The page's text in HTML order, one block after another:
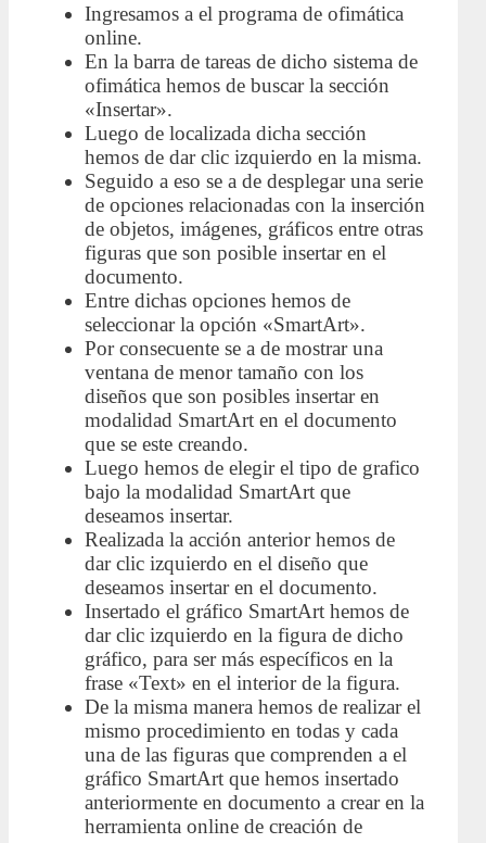
Ingresamos a el programa de ofimática
online.
En la barra de tareas de dicho sistema de
ofimática hemos de buscar la sección
«Insertar».
Luego de localizada dicha sección
hemos de dar clic izquierdo en la misma.
Seguido a eso se a de desplegar una serie
de opciones relacionadas con la inserción
de objetos, imágenes, gráficos entre otras
figuras que son posible insertar en el
documento.
Entre dichas opciones hemos de
seleccionar la opción «SmartArt».
Por consecuente se a de mostrar una
ventana de menor tamaño con los
diseños que son posibles insertar en
modalidad SmartArt en el documento
que se este creando.
Luego hemos de elegir el tipo de grafico
bajo la modalidad SmartArt que
deseamos insertar.
Realizada la acción anterior hemos de
dar clic izquierdo en el diseño que
deseamos insertar en el documento.
Insertado el gráfico SmartArt hemos de
dar clic izquierdo en la figura de dicho
gráfico, para ser más específicos en la
frase «Text» en el interior de la figura.
De la misma manera hemos de realizar el
mismo procedimiento en todas y cada
una de las figuras que comprenden a el
gráfico SmartArt que hemos insertado
anteriormente en documento a crear en la
herramienta online de creación de